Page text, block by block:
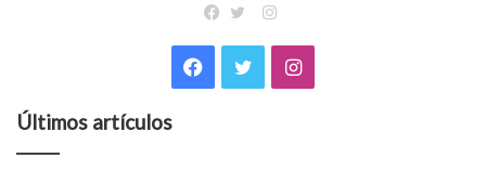
Instagram
Facebook
TwitterInstagram
Últimos artículos